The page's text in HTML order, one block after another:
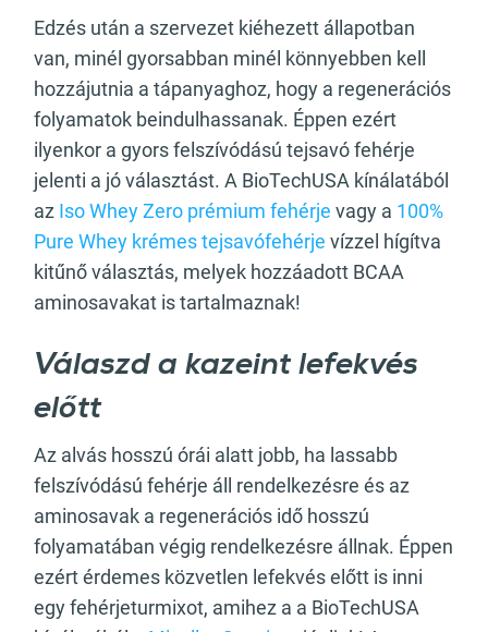
Edzés után a szervezet kiéhezett állapotban
van, minél gyorsabban minél könnyebben kell
hozzájutnia a tápanyaghoz, hogy a regenerációs
folyamatok beindulhassanak. Éppen ezért
ilyenkor a gyors felszívódású tejsavó fehérje
jelenti a jó választást. A BioTechUSA kínálatából
az Iso Whey Zero prémium fehérje vagy a 100%
Pure Whey krémes tejsavófehérje vízzel hígítva
kitűnő választás, melyek hozzáadott BCAA
aminosavakat is tartalmaznak!
Válaszd a kazeint lefekvés
előtt
Az alvás hosszú órái alatt jobb, ha lassabb
felszívódású fehérje áll rendelkezésre és az
aminosavak a regenerációs idő hosszú
folyamatában végig rendelkezésre állnak. Éppen
ezért érdemes közvetlen lefekvés előtt is inni
egy fehérjeturmixot, amihez a a BioTechUSA